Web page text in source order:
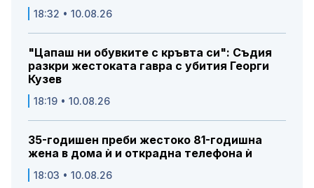
18:32 • 10.08.26
"Цапаш ни обувките с кръвта си": Съдия
разкри жестоката гавра с убития Георги
Кузев
18:19 • 10.08.26
35-годишен преби жестоко 81-годишна
жена в дома ѝ и открадна телефона ѝ
18:03 • 10.08.26